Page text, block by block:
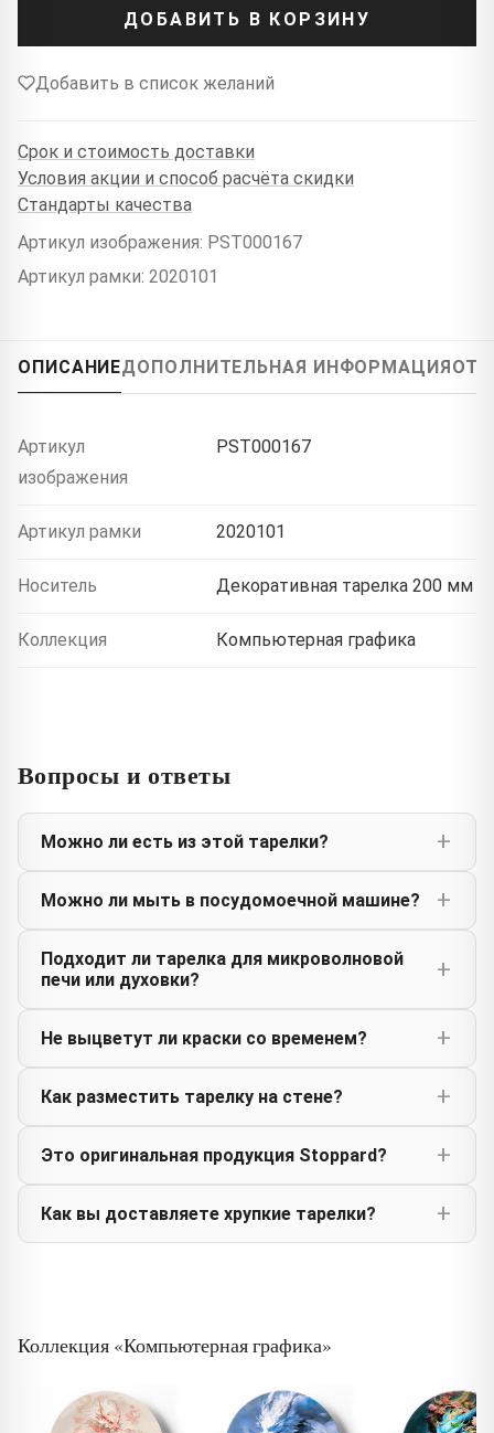
ДОБАВИТЬ В КОРЗИНУ
Добавить в список желаний
Срок и стоимость доставки
Условия акции и способ расчёта скидки
Стандарты качества
Артикул изображения: PST000167
Артикул рамки: 2020101
ОПИСАНИЕДОПОЛНИТЕЛЬНАЯ ИНФОРМАЦИЯ
Артикул
изображения
PST000167
Артикул рамки 2020101
Носитель Декоративная тарелка 200 мм
Коллекция Компьютерная графика
Вопросы и ответы
Можно ли есть из этой тарелки?
Можно ли мыть в посудомоечной машине?
Подходит ли тарелка для микроволновой
печи или духовки?
Не выцветут ли краски со временем?
Как разместить тарелку на стене?
Это оригинальная продукция Stoppard?
Как вы доставляете хрупкие тарелки?
Коллекция «Компьютерная графика»